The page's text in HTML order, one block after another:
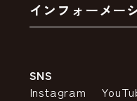
お支払いについて
ポイントについて
インフォーメー
特定商取引法の表示
SNS
Instagram